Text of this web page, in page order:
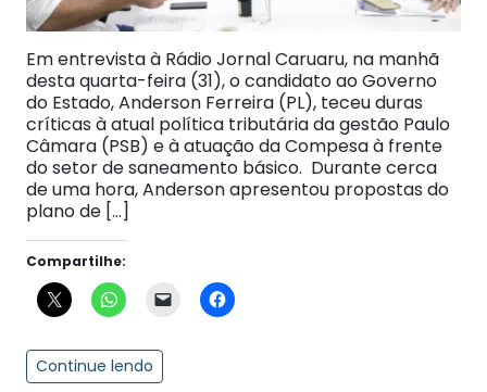
Em entrevista à Rádio Jornal Caruaru, na manhã
desta quarta-feira (31), o candidato ao Governo
do Estado, Anderson Ferreira (PL), teceu duras
críticas à atual política tributária da gestão Paulo
Câmara (PSB) e à atuação da Compesa à frente
do setor de saneamento básico. Durante cerca
de uma hora, Anderson apresentou propostas do
plano de […]
Compartilhe:
Continue lendo